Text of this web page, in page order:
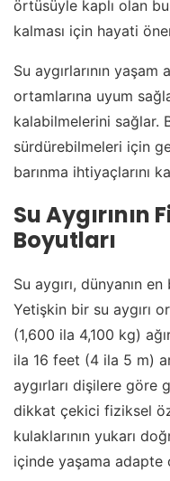
örtüsüyle kaplı olan bu
kalması için hayati
Su aygırlarının yaşam
ortamlarına uyum
kalabilmelerini sağlar.
sürdürebilmeleri için
barınma ihtiyaçlarını
Su Aygırının
Boyutları
Su aygırı, dünyanın
Yetişkin bir su aygırı
(1,600 ila 4,100 kg)
ila 16 feet (4 ila 5 m)
aygırları dişilere göre
dikkat çekici fiziksel
kulaklarının yukarı
içinde yaşama adapte